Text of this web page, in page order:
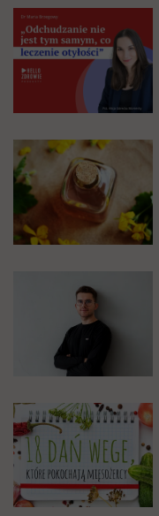
w
Hello
Zdrowie
Podcasty